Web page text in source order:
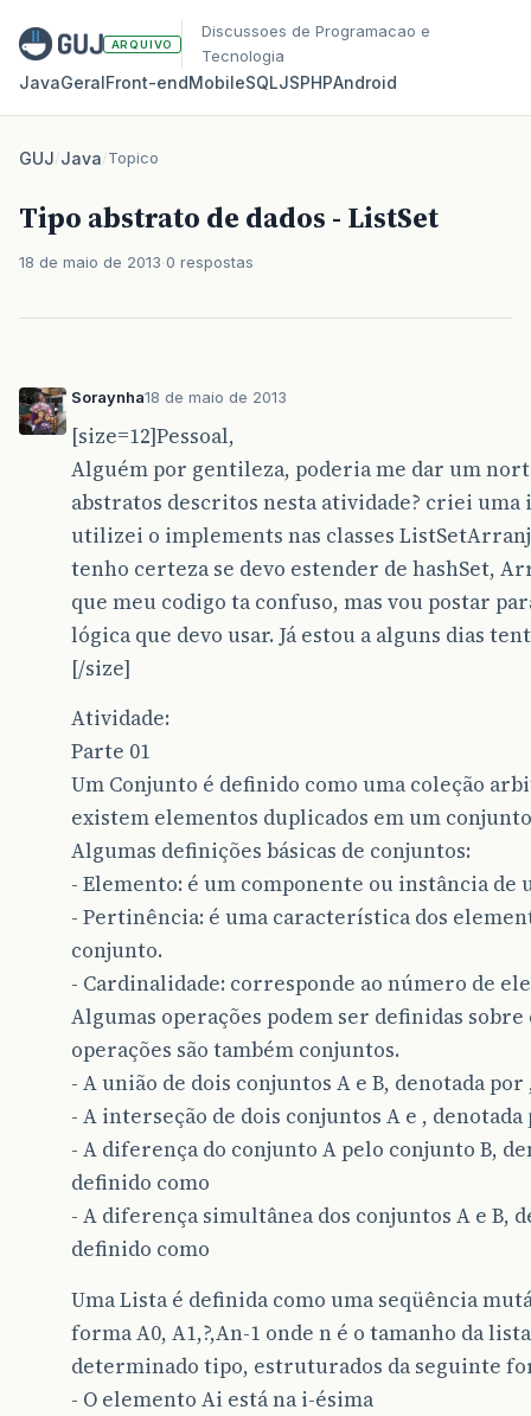
ARQUIVO
Discussoes de Programacao e
Tecnologia
JavaGeralFront‑endMobileSQLJSPHPAndroid
GUJ/Java/Topico
Tipo abstrato de dados - ListSet
18 de maio de 2013 0 respostas
Soraynha18 de maio de 2013
[size=12]Pessoal,
Alguém por gentileza, poderia me dar um
abstratos descritos nesta atividade? criei uma
utilizei o implements nas classes
tenho certeza se devo estender de hashSet,
que meu codigo ta confuso, mas vou postar
lógica que devo usar. Já estou a alguns dias
[/size]
Atividade:
Parte 01
Um Conjunto é definido como uma coleção
existem elementos duplicados em um
Algumas definições básicas de conjuntos:
- Elemento: é um componente ou instância de
- Pertinência: é uma característica dos
conjunto.
- Cardinalidade: corresponde ao número de
Algumas operações podem ser definidas
operações são também conjuntos.
- A união de dois conjuntos A e B, denotada
- A interseção de dois conjuntos A e ,
- A diferença do conjunto A pelo conjunto B,
definido como
- A diferença simultânea dos conjuntos A e B,
definido como
Uma Lista é definida como uma seqüência
forma A0, A1,?,An-1 onde n é o tamanho da
determinado tipo, estruturados da seguinte
- O elemento Ai está na i-ésima